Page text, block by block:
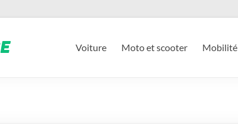
Voiture Moto et scooter Mobilité